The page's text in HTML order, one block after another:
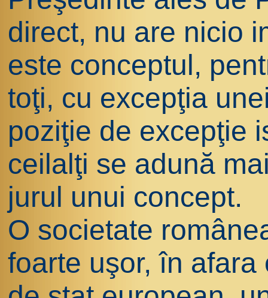
direct, nu are nicio
este conceptul,
toţi, cu excepţia
poziţie de excepţie
ceilalţi se adună
jurul unui concept.
O societate
foarte uşor, în